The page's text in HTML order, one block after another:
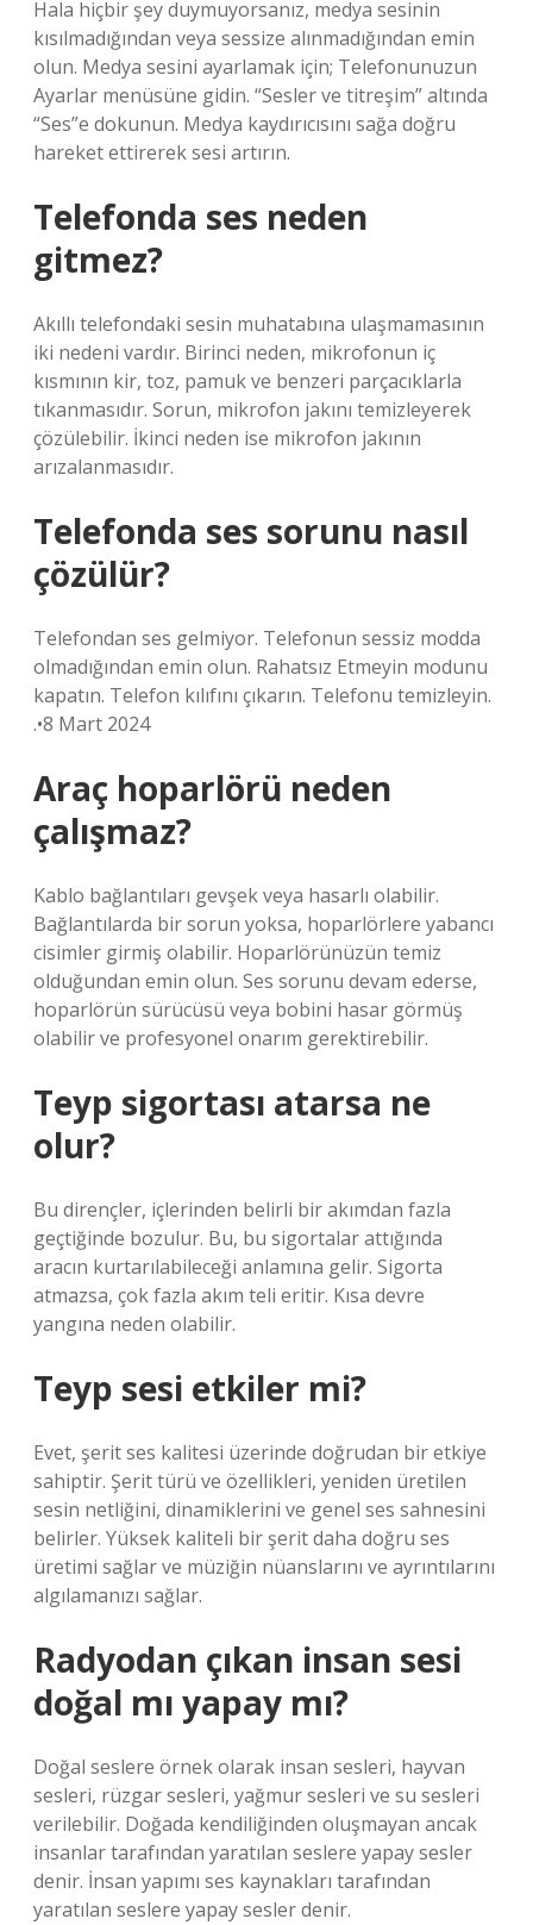
Hala hiçbir şey duymuyorsanız, medya sesinin
kısılmadığından veya sessize alınmadığından emin
olun. Medya sesini ayarlamak için; Telefonunuzun
Ayarlar menüsüne gidin. “Sesler ve titreşim” altında
“Ses”e dokunun. Medya kaydırıcısını sağa doğru
hareket ettirerek sesi artırın.
Telefonda ses neden
gitmez?
Akıllı telefondaki sesin muhatabına ulaşmamasının
iki nedeni vardır. Birinci neden, mikrofonun iç
kısmının kir, toz, pamuk ve benzeri parçacıklarla
tıkanmasıdır. Sorun, mikrofon jakını temizleyerek
çözülebilir. İkinci neden ise mikrofon jakının
arızalanmasıdır.
Telefonda ses sorunu nasıl
çözülür?
Telefondan ses gelmiyor. Telefonun sessiz modda
olmadığından emin olun. Rahatsız Etmeyin modunu
kapatın. Telefon kılıfını çıkarın. Telefonu temizleyin.
.•8 Mart 2024
Araç hoparlörü neden
çalışmaz?
Kablo bağlantıları gevşek veya hasarlı olabilir.
Bağlantılarda bir sorun yoksa, hoparlörlere yabancı
cisimler girmiş olabilir. Hoparlörünüzün temiz
olduğundan emin olun. Ses sorunu devam ederse,
hoparlörün sürücüsü veya bobini hasar görmüş
olabilir ve profesyonel onarım gerektirebilir.
Teyp sigortası atarsa ne
olur?
Bu dirençler, içlerinden belirli bir akımdan fazla
geçtiğinde bozulur. Bu, bu sigortalar attığında
aracın kurtarılabileceği anlamına gelir. Sigorta
atmazsa, çok fazla akım teli eritir. Kısa devre
yangına neden olabilir.
Teyp sesi etkiler mi?
Evet, şerit ses kalitesi üzerinde doğrudan bir etkiye
sahiptir. Şerit türü ve özellikleri, yeniden üretilen
sesin netliğini, dinamiklerini ve genel ses sahnesini
belirler. Yüksek kaliteli bir şerit daha doğru ses
üretimi sağlar ve müziğin nüanslarını ve ayrıntılarını
algılamanızı sağlar.
Radyodan çıkan insan sesi
doğal mı yapay mı?
Doğal seslere örnek olarak insan sesleri, hayvan
sesleri, rüzgar sesleri, yağmur sesleri ve su sesleri
verilebilir. Doğada kendiliğinden oluşmayan ancak
insanlar tarafından yaratılan seslere yapay sesler
denir. İnsan yapımı ses kaynakları tarafından
yaratılan seslere yapay sesler denir.